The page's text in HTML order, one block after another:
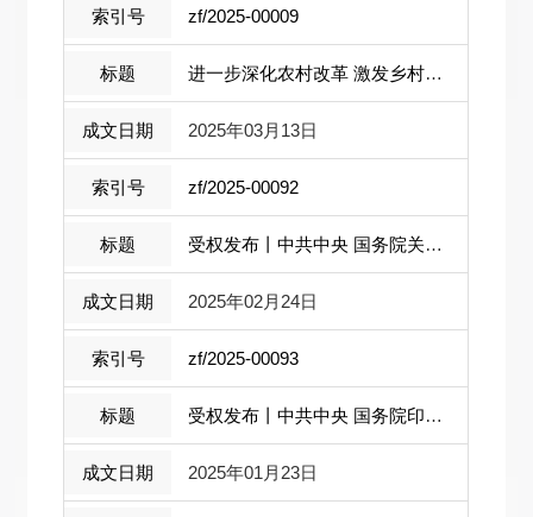
zf/2025-00009
进一步深化农村改革 激发乡村振兴活力
2025年03月13日
zf/2025-00092
受权发布丨中共中央 国务院关于进一步深...
2025年02月24日
zf/2025-00093
受权发布丨中共中央 国务院印发《乡村全...
2025年01月23日